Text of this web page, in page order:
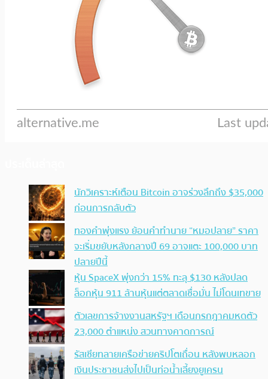
นักวิเคราะห์เตือน Bitcoin อาจร่วงลึกถึง $35,000
ก่อนการกลับตัว
ทองคำพุ่งแรง ย้อนคำทำนาย “หมอปลาย” ราคา
จะเริ่มขยับหลังกลางปี 69 อาจแตะ 100,000 บาท
ปลายปีนี้
หุ้น SpaceX พุ่งกว่า 15% ทะลุ $130 หลังปลด
ล็อกหุ้น 911 ล้านหุ้นแต่ตลาดเชื่อมั่น ไม่โดนเทขาย
ตัวเลขการจ้างงานสหรัฐฯ เดือนกรกฎาคมหดตัว
23,000 ตำแหน่ง สวนทางคาดการณ์
รัสเซียทลายเครือข่ายคริปโตเถื่อน หลังพบหลอก
เงินประชาชนส่งไปเป็นท่อน้ำเลี้ยงยูเครน